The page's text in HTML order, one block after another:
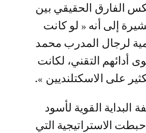
الفارق الحقيقي بين
إلى أنه « لو كانت
لرجال المدرب محمد
أدائهم التقني، لكانت
على الاسكتلنديين ».
البداية القوية لأسود
الاستراتيجية التي